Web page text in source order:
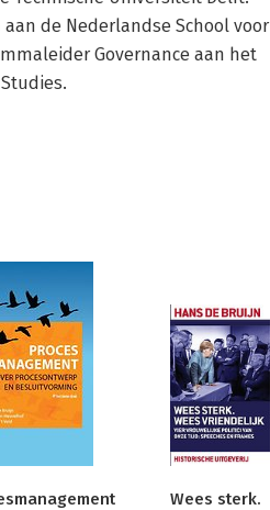
de Nederlandse School voor
Governance aan het
Wees sterk.